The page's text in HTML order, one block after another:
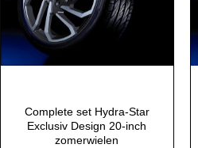
Complete set Hydra-Star
Exclusiv Design 20-inch
zomerwielen